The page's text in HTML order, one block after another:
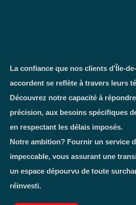
La confiance que nos clients d'Île-
accordent se reflète à travers leurs
Découvrez notre capacité à
précision, aux besoins spécifiques
en respectant les délais imposés.
Notre ambition? Fournir un service
impeccable, vous assurant une
un espace dépourvu de toute
réinvesti.